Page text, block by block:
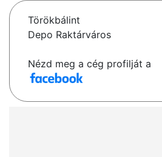
Törökbálint
Depo Raktárváros
Nézd meg a cég profilját a